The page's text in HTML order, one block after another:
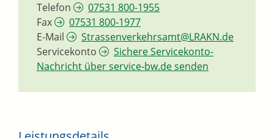
Telefon
07531 800-1955
Fax
07531 800-1977
E-Mail
Strassenverkehrsamt@LRAKN.de
Servicekonto
Sichere Servicekonto-
Nachricht über service-bw.de senden